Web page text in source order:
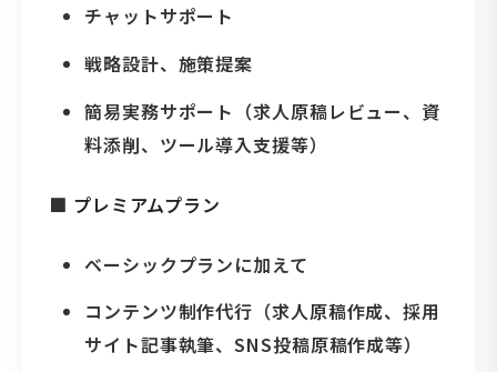
チャットサポート
戦略設計、施策提案
簡易実務サポート（求人原稿レビュー、資
料添削、ツール導入支援等）
■ プレミアムプラン
ベーシックプランに加えて
コンテンツ制作代行（求人原稿作成、採用
サイト記事執筆、SNS投稿原稿作成等）